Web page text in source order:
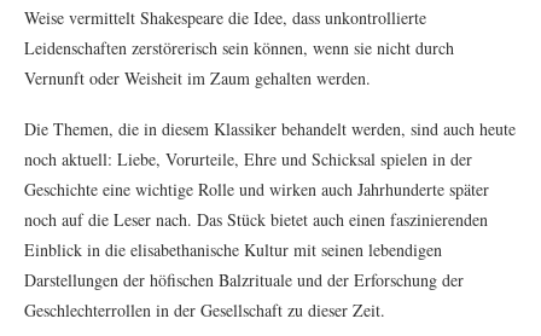
Weise vermittelt Shakespeare die Idee, dass unkontrollierte
Leidenschaften zerstörerisch sein können, wenn sie nicht durch
Vernunft oder Weisheit im Zaum gehalten werden.
Die Themen, die in diesem Klassiker behandelt werden, sind auch heute
noch aktuell: Liebe, Vorurteile, Ehre und Schicksal spielen in der
Geschichte eine wichtige Rolle und wirken auch Jahrhunderte später
noch auf die Leser nach. Das Stück bietet auch einen faszinierenden
Einblick in die elisabethanische Kultur mit seinen lebendigen
Darstellungen der höfischen Balzrituale und der Erforschung der
Geschlechterrollen in der Gesellschaft zu dieser Zeit.